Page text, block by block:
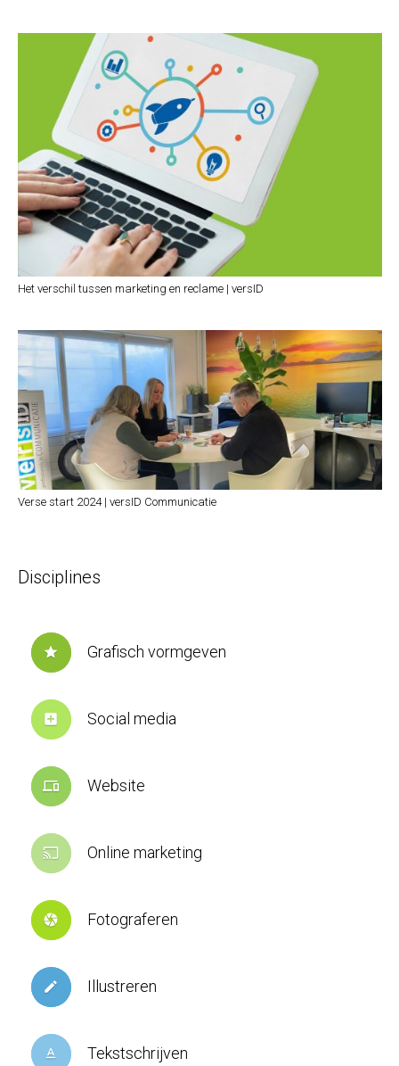
Het verschil tussen marketing en reclame | versID
Verse start 2024 | versID Communicatie
Disciplines
star Grafisch vormgeven
add_box Social media
devices Website
cast Online marketing
camera Fotograferen
create Illustreren
text_format Tekstschrijven